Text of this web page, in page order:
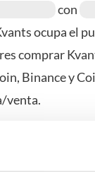
con
ocupa el
comprar
Binance y
venta.